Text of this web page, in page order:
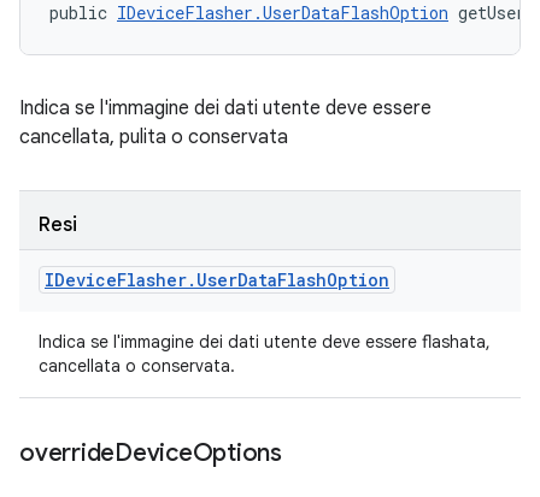
public IDeviceFlasher.UserDataFlashOption
Indica se l'immagine dei dati utente deve essere
cancellata, pulita o conservata
Resi
IDeviceFlasher. UserDataFlashOption
Indica se l'immagine dei dati utente deve essere flashata,
cancellata o conservata.
overrideDeviceOptions